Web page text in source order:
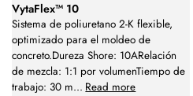
VytaFlex™ 10
Sistema de poliuretano 2-K flexible,
optimizado para el moldeo de
concreto.Dureza Shore: 10ARelación
de mezcla: 1:1 por volumenTiempo de
trabajo: 30 m... Read more